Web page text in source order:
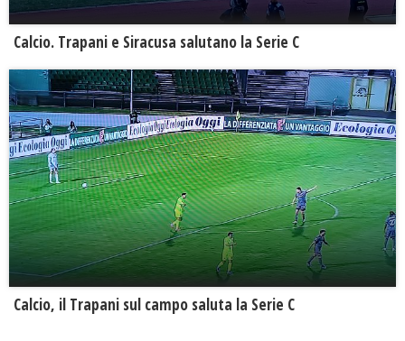
Calcio. Trapani e Siracusa salutano la Serie C
Calcio, il Trapani sul campo saluta la Serie C